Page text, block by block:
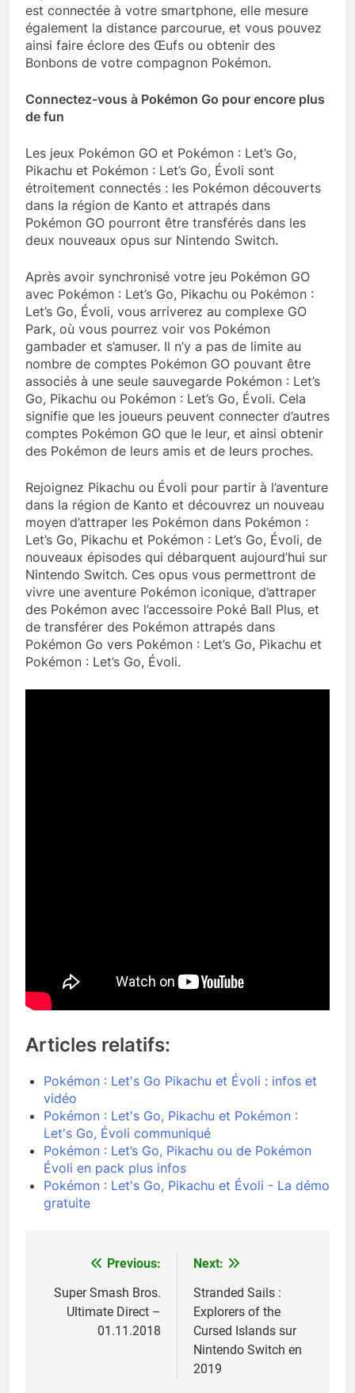
est connectée à votre smartphone, elle mesure
également la distance parcourue, et vous pouvez
ainsi faire éclore des Œufs ou obtenir des
Bonbons de votre compagnon Pokémon.
Connectez-vous à Pokémon Go pour encore plus
de fun
Les jeux Pokémon GO et Pokémon : Let’s Go,
Pikachu et Pokémon : Let’s Go, Évoli sont
étroitement connectés : les Pokémon découverts
dans la région de Kanto et attrapés dans
Pokémon GO pourront être transférés dans les
deux nouveaux opus sur Nintendo Switch.
Après avoir synchronisé votre jeu Pokémon GO
avec Pokémon : Let’s Go, Pikachu ou Pokémon :
Let’s Go, Évoli, vous arriverez au complexe GO
Park, où vous pourrez voir vos Pokémon
gambader et s’amuser. Il n’y a pas de limite au
nombre de comptes Pokémon GO pouvant être
associés à une seule sauvegarde Pokémon : Let’s
Go, Pikachu ou Pokémon : Let’s Go, Évoli. Cela
signifie que les joueurs peuvent connecter d’autres
comptes Pokémon GO que le leur, et ainsi obtenir
des Pokémon de leurs amis et de leurs proches.
Rejoignez Pikachu ou Évoli pour partir à l’aventure
dans la région de Kanto et découvrez un nouveau
moyen d’attraper les Pokémon dans Pokémon :
Let’s Go, Pikachu et Pokémon : Let’s Go, Évoli, de
nouveaux épisodes qui débarquent aujourd’hui sur
Nintendo Switch. Ces opus vous permettront de
vivre une aventure Pokémon iconique, d’attraper
des Pokémon avec l’accessoire Poké Ball Plus, et
de transférer des Pokémon attrapés dans
Pokémon Go vers Pokémon : Let’s Go, Pikachu et
Pokémon : Let’s Go, Évoli.
Articles relatifs:
Pokémon : Let's Go Pikachu et Évoli : infos et
vidéo
Pokémon : Let's Go, Pikachu et Pokémon :
Let's Go, Évoli communiqué
Pokémon : Let’s Go, Pikachu ou de Pokémon
Évoli en pack plus infos
Pokémon : Let's Go, Pikachu et Évoli - La démo
gratuite
Navigation
de
l’article
Previous:
Super Smash Bros.
Ultimate Direct –
01.11.2018
Next:
Stranded Sails :
Explorers of the
Cursed Islands sur
Nintendo Switch en
2019